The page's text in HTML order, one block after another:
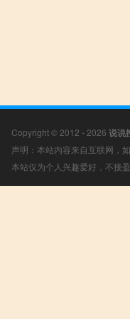
Copyright © 2012 - 2026 说说
声明：本站内容来自互联网，
本站仅为个人兴趣爱好，不接